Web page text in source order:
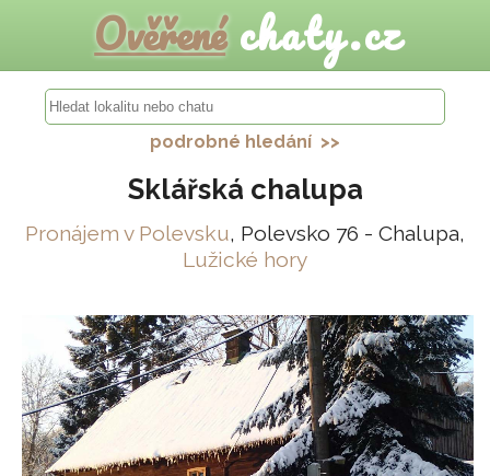
Ověřenéchaty.cz
podrobné hledání >>
Sklářská chalupa
Pronájem v Polevsku, Polevsko 76 - Chalupa,
Lužické hory